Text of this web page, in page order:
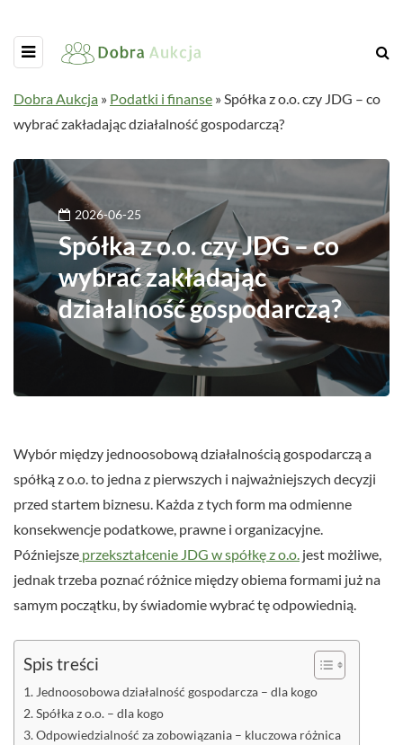
Dobra Aukcja » Podatki i finanse »Spółka z o.o. czy JDG – co
wybrać zakładając działalność gospodarczą?
2026-06-25
Spółka z o.o. czy JDG – co
wybrać zakładając
działalność gospodarczą?
Wybór między jednoosobową działalnością gospodarczą a
spółką z o.o. to jedna z pierwszych i najważniejszych decyzji
przed startem biznesu. Każda z tych form ma odmienne
konsekwencje podatkowe, prawne i organizacyjne.
Późniejsze przekształcenie JDG w spółkę z o.o. jest możliwe,
jednak trzeba poznać różnice między obiema formami już na
samym początku, by świadomie wybrać tę odpowiednią.
Spis treści
Jednoosobowa działalność gospodarcza – dla kogo
Spółka z o.o. – dla kogo
Odpowiedzialność za zobowiązania – kluczowa różnica